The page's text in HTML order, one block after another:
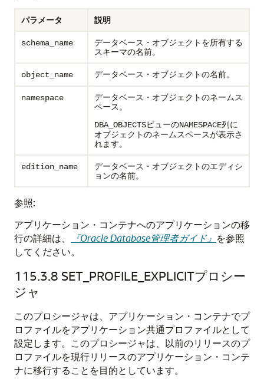
パラメータ 説明
schema_name
データベース・オブジェクトを所有する
スキーマの名前。
object_name データベース・オブジェクトの名前。
namespace
データベース・オブジェクトのネームス
ペース。
DBA_OBJECTSビューのNAMESPACE列に
オブジェクトのネームスペースが表示さ
れます。
edition_name
データベース・オブジェクトのエディシ
ョンの名前。
参照:
アプリケーション・コンテナへのアプリケーションの移
行の詳細は、
『Oracle Database管理者ガイド』 を参照
してください。
115.3.8 SET_PROFILE_EXPLICITプロシー
ジャ
このプロシージャは、アプリケーション・コンテナでプ
ロファイルをアプリケーション共通プロファイルとして
設定します。このプロシージャは、以前のリリースのプ
ロファイルを現行リリースのアプリケーション・コンテ
ナに移行することを目的としています。